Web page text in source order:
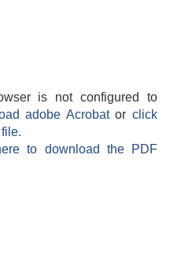
is not configured to
adobe Acrobatorclick
to download the PDF